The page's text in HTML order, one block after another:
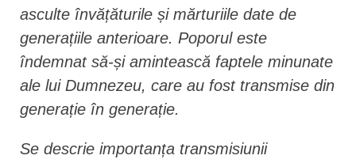
asculte învățăturile și mărturiile date de
generațiile anterioare. Poporul este
îndemnat să-și amintească faptele minunate
ale lui Dumnezeu, care au fost transmise din
generație în generație.
Se descrie importanța transmisiunii